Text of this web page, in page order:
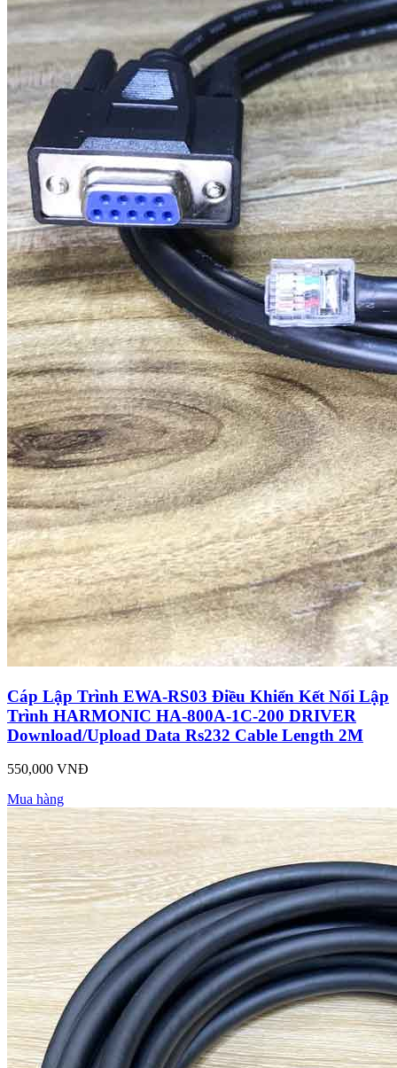
Cáp Lập Trình EWA-RS03 Điều Khiển Kết Nối Lập
Trình HARMONIC HA-800A-1C-200 DRIVER
Download/Upload Data Rs232 Cable Length 2M
550,000 VNĐ
Mua hàng